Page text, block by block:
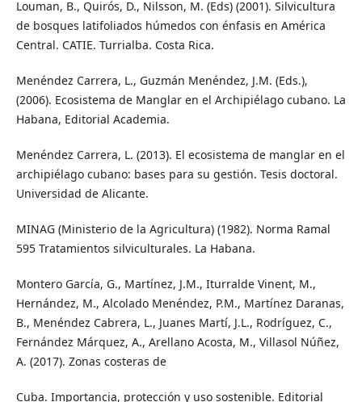
Louman, B., Quirós, D., Nilsson, M. (Eds) (2001). Silvicultura
de bosques latifoliados húmedos con énfasis en América
Central. CATIE. Turrialba. Costa Rica.
Menéndez Carrera, L., Guzmán Menéndez, J.M. (Eds.),
(2006). Ecosistema de Manglar en el Archipiélago cubano. La
Habana, Editorial Academia.
Menéndez Carrera, L. (2013). El ecosistema de manglar en el
archipiélago cubano: bases para su gestión. Tesis doctoral.
Universidad de Alicante.
MINAG (Ministerio de la Agricultura) (1982). Norma Ramal
595 Tratamientos silviculturales. La Habana.
Montero García, G., Martínez, J.M., Iturralde Vinent, M.,
Hernández, M., Alcolado Menéndez, P.M., Martínez Daranas,
B., Menéndez Cabrera, L., Juanes Martí, J.L., Rodríguez, C.,
Fernández Márquez, A., Arellano Acosta, M., Villasol Núñez,
A. (2017). Zonas costeras de
Cuba. Importancia, protección y uso sostenible. Editorial